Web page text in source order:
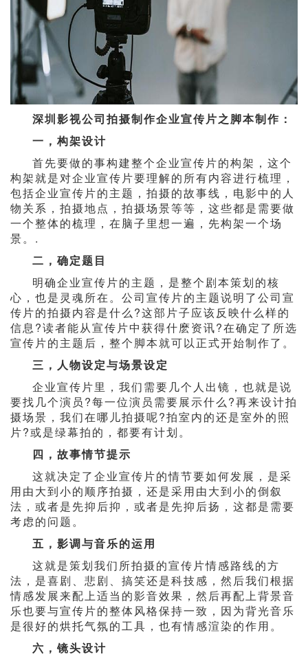
深圳影视公司拍摄制作企业宣传片之脚本制作：
一，构架设计
首先要做的事构建整个企业宣传片的构架，这个
构架就是对企业宣传片要理解的所有内容进行梳理，
包括企业宣传片的主题，拍摄的故事线，电影中的人
物关系，拍摄地点，拍摄场景等等，这些都是需要做
一个整体的梳理，在脑子里想一遍，先构架一个场
景。.
二，确定题目
明确企业宣传片的主题，是整个剧本策划的核
心，也是灵魂所在。公司宣传片的主题说明了公司宣
传片的拍摄内容是什么?这部片子应该反映什么样的
信息?读者能从宣传片中获得什麽资讯?在确定了所选
宣传片的主题后，整个脚本就可以正式开始制作了。
三，人物设定与场景设定
企业宣传片里，我们需要几个人出镜，也就是说
要找几个演员?每一位演员需要展示什么?再来设计拍
摄场景，我们在哪儿拍摄呢?拍室内的还是室外的照
片?或是绿幕拍的，都要有计划。
四，故事情节提示
这就决定了企业宣传片的情节要如何发展，是采
用由大到小的顺序拍摄，还是采用由大到小的倒叙
法，或者是先抑后抑，或者是先抑后扬，这都是需要
考虑的问题。
五，影调与音乐的运用
这就是策划我们所拍摄的宣传片情感路线的方
法，是喜剧、悲剧、搞笑还是科技感，然后我们根据
情感发展来配上适当的影音效果，然后再配上背景音
乐也要与宣传片的整体风格保持一致，因为背光音乐
是很好的烘托气氛的工具，也有情感渲染的作用。
六，镜头设计